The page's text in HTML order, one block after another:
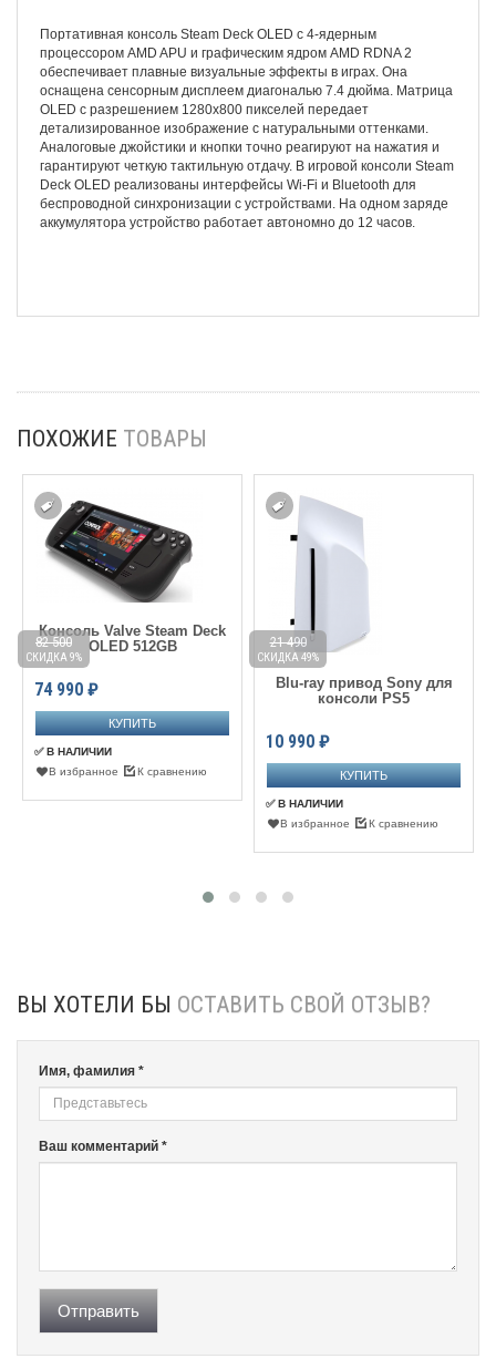
Портативная консоль Steam Deck OLED с 4-ядерным
процессором AMD APU и графическим ядром AMD RDNA 2
обеспечивает плавные визуальные эффекты в играх. Она
оснащена сенсорным дисплеем диагональю 7.4 дюйма. Матрица
OLED с разрешением 1280x800 пикселей передает
детализированное изображение с натуральными оттенками.
Аналоговые джойстики и кнопки точно реагируют на нажатия и
гарантируют четкую тактильную отдачу. В игровой консоли Steam
Deck OLED реализованы интерфейсы Wi-Fi и Bluetooth для
беспроводной синхронизации с устройствами. На одном заряде
аккумулятора устройство работает автономно до 12 часов.
ПОХОЖИЕ ТОВАРЫ
Консоль Valve Steam Deck
OLED 512GB
74 990 ₽
82 500
СКИДКА 9%
✅ В НАЛИЧИИ
В избранное
К сравнению
Blu-ray привод Sony для
консоли PS5
10 990 ₽
21 490
СКИДКА 49%
✅ В НАЛИЧИИ
В избранное
К сравнению
ВЫ ХОТЕЛИ БЫ ОСТАВИТЬ СВОЙ ОТЗЫВ?
Имя, фамилия *
Ваш комментарий *
Отправить